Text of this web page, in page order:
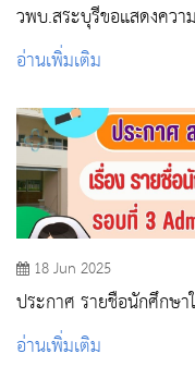
วพบ.สระบุรีขอแสดงคว
เทียนถาวรในโอกาสดำร
ชนก"
อ่านเพิ่มเติม
18 Jun 2025
ประกาศ รายชื่อนักศึกษ
Admission ปีการศึกษา
อ่านเพิ่มเติม